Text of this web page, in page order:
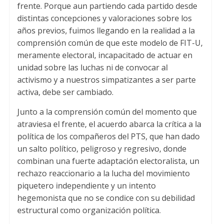
frente. Porque aun partiendo cada partido desde
distintas concepciones y valoraciones sobre los
años previos, fuimos llegando en la realidad a la
comprensión común de que este modelo de FIT-U,
meramente electoral, incapacitado de actuar en
unidad sobre las luchas ni de convocar al
activismo y a nuestros simpatizantes a ser parte
activa, debe ser cambiado.
Junto a la comprensión común del momento que
atraviesa el frente, el acuerdo abarca la crítica a la
política de los compañeros del PTS, que han dado
un salto político, peligroso y regresivo, donde
combinan una fuerte adaptación electoralista, un
rechazo reaccionario a la lucha del movimiento
piquetero independiente y un intento
hegemonista que no se condice con su debilidad
estructural como organización política.